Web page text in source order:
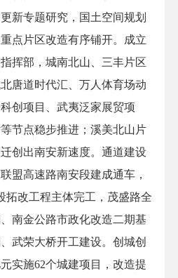
新专题研究，国土空间规划
点片区改造有序铺开。成立
挥部，城南北山、三丰片区
唐道时代汇、万人体育场动
创项目、武夷泛家展贸项
节点稳步推进；溪美北山片
创出南安新速度。通道建设
盟高速路南安段建成通车，
拓改工程主体完工，茂盛路全
南金公路市政化改造二期基
武荣大桥开工建设。创城创
实施62个城建项目，改造提